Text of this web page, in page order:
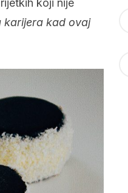
koji nije
karijera kad ovaj